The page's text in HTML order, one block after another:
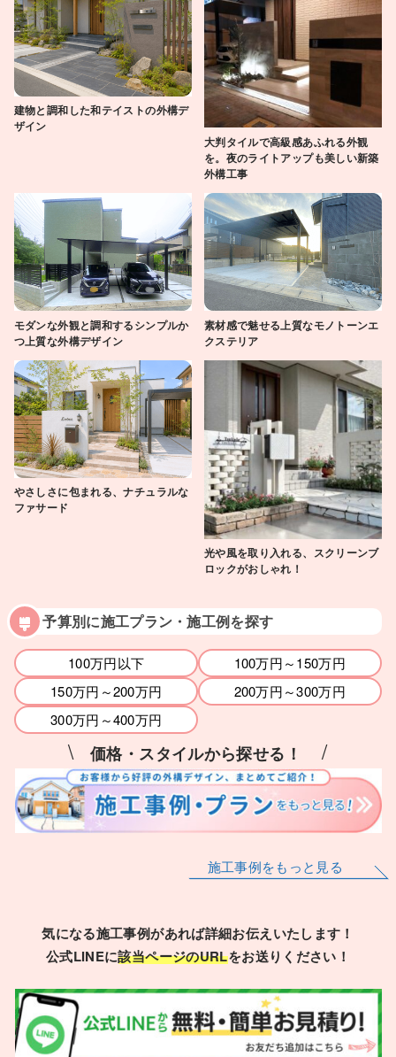
建物と調和した和テイストの外構デ
ザイン
大判タイルで高級感あふれる外観
を。夜のライトアップも美しい新築
外構工事
モダンな外観と調和するシンプルか
つ上質な外構デザイン
素材感で魅せる上質なモノトーンエ
クステリア
やさしさに包まれる、ナチュラルな
ファサード
光や風を取り入れる、スクリーンブ
ロックがおしゃれ！
予算別に施工プラン・施工例を探す
100万円以下
100万円～150万円
150万円～200万円
200万円～300万円
300万円～400万円
\価格・スタイルから探せる！ /
施工事例をもっと見る
気になる施工事例があれば詳細お伝えいたします！
公式LINEに該当ページのURLをお送りください！